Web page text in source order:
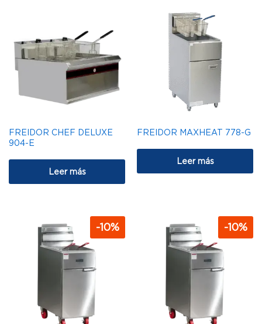
FREIDOR CHEF DELUXE
904-E
Leer más
FREIDOR MAXHEAT 778-G
Leer más
-10% -10%